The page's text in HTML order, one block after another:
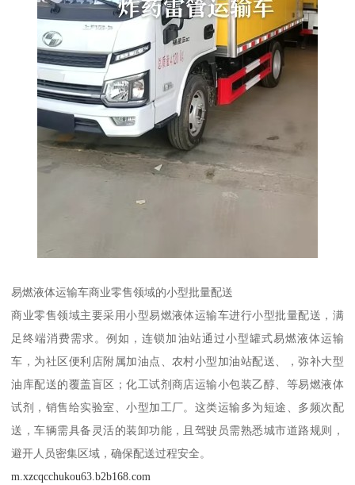
易燃液体运输车商业零售领域的小型批量配送​
商业零售领域主要采用小型易燃液体运输车进行小型批量配送，满
足终端消费需求。例如，连锁加油站通过小型罐式易燃液体运输
车，为社区便利店附属加油点、农村小型加油站配送、，弥补大型
油库配送的覆盖盲区；化工试剂商店运输小包装乙醇、等易燃液体
试剂，销售给实验室、小型加工厂。这类运输多为短途、多频次配
送，车辆需具备灵活的装卸功能，且驾驶员需熟悉城市道路规则，
避开人员密集区域，确保配送过程安全。​
m.xzcqcchukou63.b2b168.com